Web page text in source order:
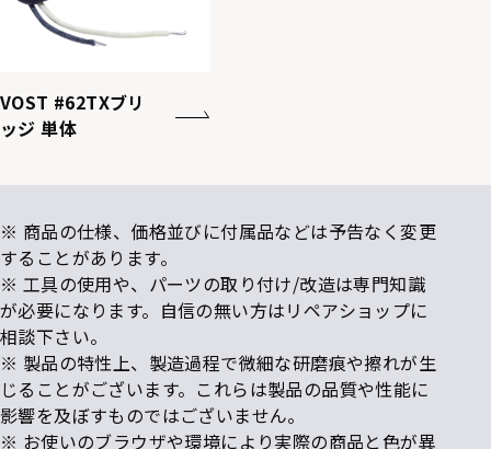
VOST #62TXブリ
ッジ 単体
※ 商品の仕様、価格並びに付属品などは予告なく変更
することがあります。
※ 工具の使用や、パーツの取り付け/改造は専門知識
が必要になります。自信の無い方はリペアショップに
相談下さい。
※ 製品の特性上、製造過程で微細な研磨痕や擦れが生
じることがございます。これらは製品の品質や性能に
影響を及ぼすものではございません。
※ お使いのブラウザや環境により実際の商品と色が異